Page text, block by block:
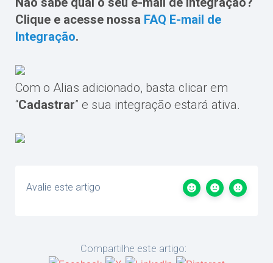
Clique e acesse nossa FAQ E-mail de
Integração.
Com o Alias adicionado, basta clicar em
“Cadastrar” e sua integração estará ativa.
Avalie este artigo
Compartilhe este artigo: